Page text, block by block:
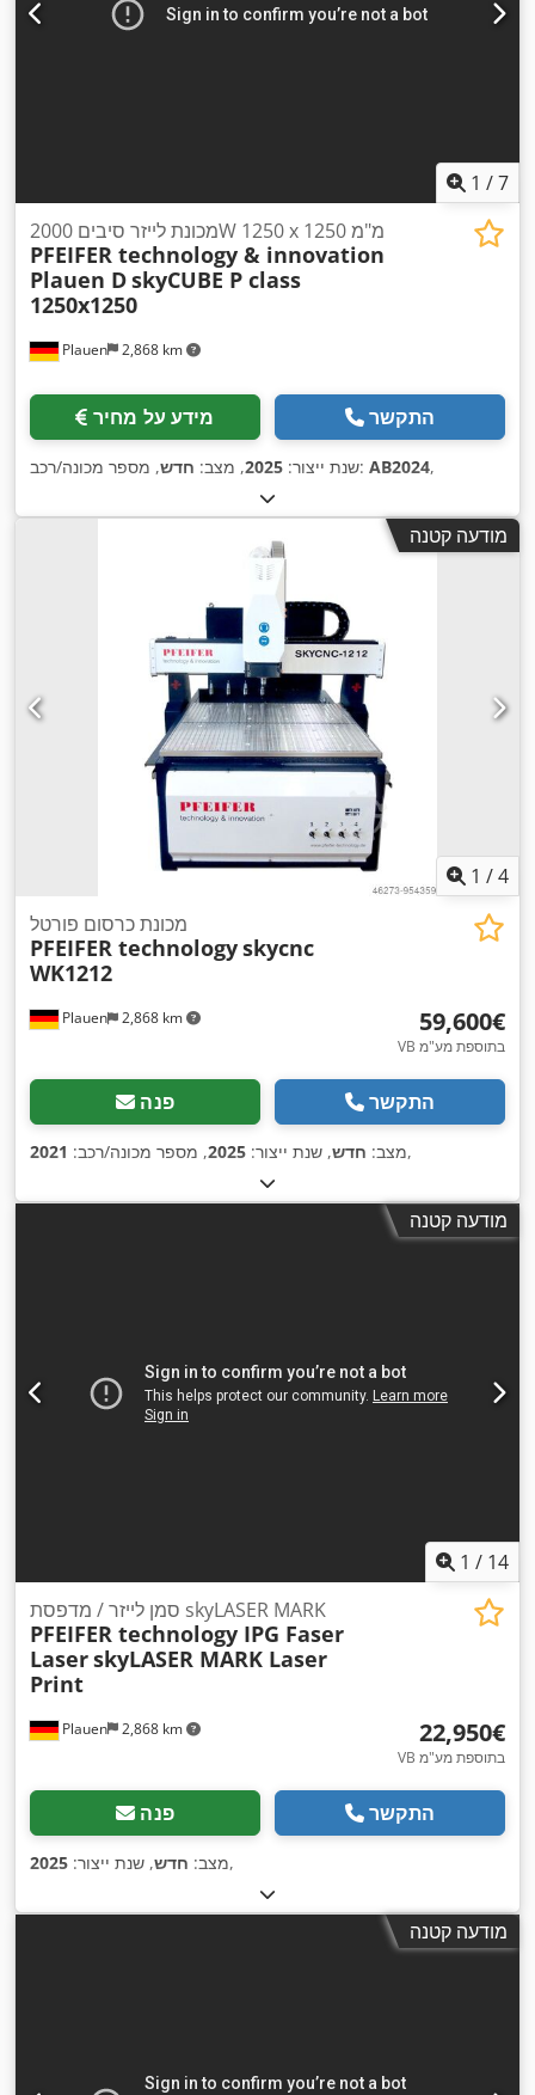
1 /7
Plauen 2,868 km
מכונת לייזר סיבים 2000W 1250 x 1250 מ"מ
PFEIFER technology & innovation
Plauen DskyCUBE P class
1250x1250
מידע על מחיר התקשר
שנת ייצור: 2025, מצב: חדש , מספר מכונה/רכב: AB2024,
מודעה קטנה
1 /4
Plauen 2,868 km
מכונת כרסום פורטל
PFEIFER technologyskycnc
WK1212
‏59,600 ‏€
VB בתוספת מע"מ
פנה התקשר
מצב: חדש, שנת ייצור: 2025, מספר מכונה/רכב: 2021 ,
מודעה קטנה
1 / 14
Plauen 2,868 km
סמן לייזר / מדפסת skyLASER MARK
PFEIFER technology IPG Faser
LaserskyLASER MARK Laser
Print
‏22,950 ‏€
VB בתוספת מע"מ
פנה התקשר
מצב: חדש, שנת ייצור: 2025 ,
מודעה קטנה